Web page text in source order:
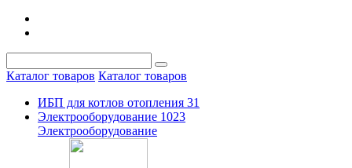
Каталог товаров Каталог товаров
ИБП для котлов отопления 31
Электрооборудование 1023
Электрооборудование